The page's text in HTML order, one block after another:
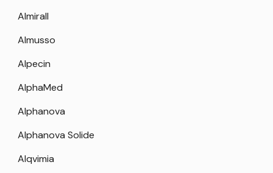
Almirall
Almusso
Alpecin
AlphaMed
Alphanova
Alphanova Solide
Alqvimia